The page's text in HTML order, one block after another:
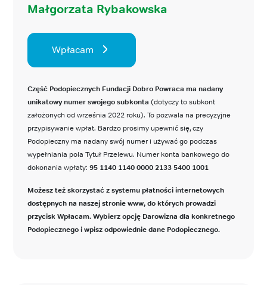
Małgorzata Rybakowska
Wpłacam
Część Podopiecznych Fundacji Dobro Powraca ma nadany
unikatowy numer swojego subkonta (dotyczy to subkont
założonych od września 2022 roku). To pozwala na precyzyjne
przypisywanie wpłat. Bardzo prosimy upewnić się, czy
Podopieczny ma nadany swój numer i używać go podczas
wypełniania pola Tytuł Przelewu. Numer konta bankowego do
dokonania wpłaty: 95 1140 1140 0000 2133 5400 1001
Możesz też skorzystać z systemu płatności internetowych
dostępnych na naszej stronie www, do których prowadzi
przycisk Wpłacam. Wybierz opcję Darowizna dla konkretnego
Podopiecznego i wpisz odpowiednie dane Podopiecznego.